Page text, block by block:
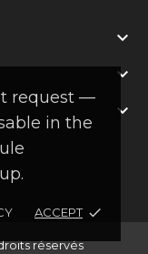
request —
in the
ACCEPT done



réservés